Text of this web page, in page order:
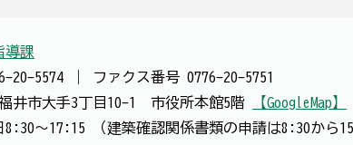
導課
20-5574 ファクス番号 0776-20-5751
井市大手3丁目10-1 市役所本館5階
【GoogleMap】
～17:15 （建築確認関係書類の申請は8:30から